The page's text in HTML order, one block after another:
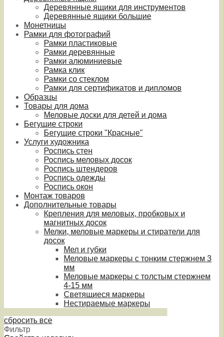
Деревянные ящики для инструментов
Деревянные ящики большие
Монетницы
Рамки для фотографий
Рамки пластиковые
Рамки деревянные
Рамки алюминиевые
Рамка клик
Рамки со стеклом
Рамки для сертификатов и дипломов
Образцы
Товары для дома
Меловые доски для детей и дома
Бегущие строки
Бегущие строки "Красные"
Услуги художника
Роспись стен
Роспись меловых досок
Роспись штендеров
Роспись одежды
Роспись окон
Монтаж товаров
Дополнительные товары
Крепления для меловых, пробковых и
магнитных досок
Мелки, меловые маркеры и стиратели для
досок
Мел и губки
Меловые маркеры с тонким стержнем 3
мм
Меловые маркеры с толстым стержнем
4-15 мм
Светящиеся маркеры
Нестираемые маркеры
сбросить все
Фильтр